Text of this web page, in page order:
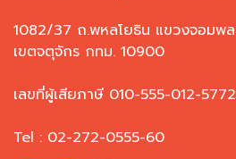
1082/37 ถ.พหลโยธิน แขวงจอมพล
เขตจตุจักร กทม. 10900
เลขที่ผู้เสียภาษี 010-555-012-5772
Tel : 02-272-0555-60